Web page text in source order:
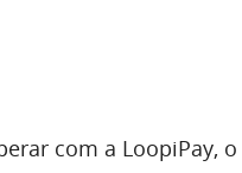
com a LoopiPay,